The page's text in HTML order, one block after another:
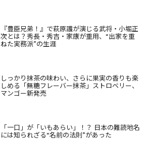
『豊臣兄弟！』で萩原護が演じる武将・小堀正
次とは？秀長・秀吉・家康が重用、“出家を重
ねた実務派”の生涯
しっかり抹茶の味わい、さらに果実の香りも楽
しめる「無糖フレーバー抹茶」ストロベリー、
マンゴー新発売
「一口」が「いもあらい」！？ 日本の難読地名
には知られざる“名前の法則”があった